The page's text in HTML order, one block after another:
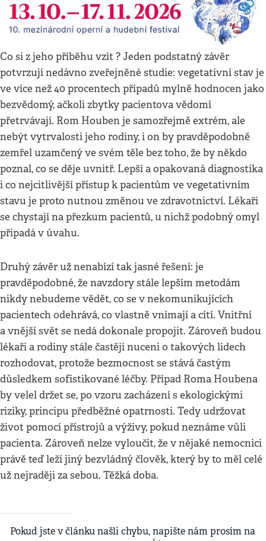
Co si z jeho příběhu vzít ? Jeden podstatný závěr
potvrzují nedávno zveřejněné studie: vegetativní stav je
ve více než 40 procentech případů mylně hodnocen jako
bezvědomý, ačkoli zbytky pacientova vědomí
přetrvávají. Rom Houben je samozřejmě extrém, ale
nebýt vytrvalosti jeho rodiny, i on by pravděpodobně
zemřel uzamčený ve svém těle bez toho, že by někdo
poznal, co se děje uvnitř. Lepší a opakovaná diagnostika
i co nejcitlivější přístup k pacientům ve vegetativním
stavu je proto nutnou změnou ve zdravotnictví. Lékaři
se chystají na přezkum pacientů, u nichž podobný omyl
připadá v úvahu.
Druhý závěr už nenabízí tak jasné řešení: je
pravděpodobné, že navzdory stále lepším metodám
nikdy nebudeme vědět, co se v nekomunikujících
pacientech odehrává, co vlastně vnímají a cítí. Vnitřní
a vnější svět se nedá dokonale propojit. Zároveň budou
lékaři a rodiny stále častěji nuceni o takových lidech
rozhodovat, protože bezmocnost se stává častým
důsledkem sofistikované léčby. Případ Roma Houbena
by velel držet se, po vzoru zacházení s ekologickými
riziky, principu předběžné opatrnosti. Tedy udržovat
život pomocí přístrojů a výživy, pokud neznáme vůli
pacienta. Zároveň nelze vyloučit, že v nějaké nemocnici
právě teď leží jiný bezvládný člověk, který by to měl celé
už nejraději za sebou. Těžká doba.
Pokud jste v článku našli chybu, napište nám prosím na